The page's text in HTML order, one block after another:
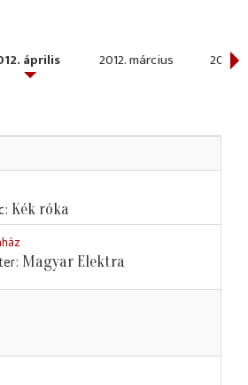
április 2012. március 2012.
Kék róka
Magyar Elektra